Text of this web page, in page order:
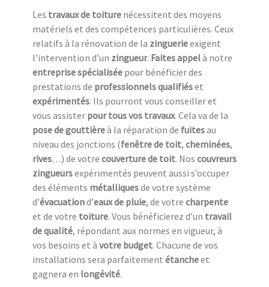
Les travaux de toiture nécessitent des moyens
matériels et des compétences particulières. Ceux
relatifs à la rénovation de la zinguerieexigent
l’intervention d’un zingueur. Faites appelà notre
entreprise spécialisée pour bénéficier des
prestations de professionnels qualifiéset
expérimentés. Ils pourront vous conseiller et
vous assister pour tous vos travaux. Cela va de la
pose de gouttièreà la réparation de fuitesau
niveau des jonctions (fenêtre de toit, cheminées,
rives…) de votre couverture de toit. Nos couvreurs
zingueursexpérimentés peuvent aussi s’occuper
des éléments métalliquesde votre système
d’évacuationd’eaux de pluie, de votre charpente
et de votre toiture. Vous bénéficierez d’un travail
de qualité, répondant aux normes en vigueur, à
vos besoins et à votre budget. Chacune de vos
installations sera parfaitement étancheet
gagnera en longévité.